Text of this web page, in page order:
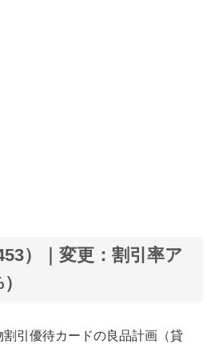
）｜変更：割引率ア
引優待カードの良品計画（貸